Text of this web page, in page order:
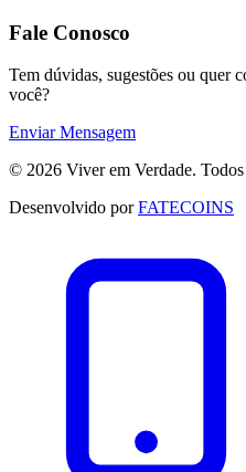
Fale Conosco
Tem dúvidas, sugestões ou quer
você?
Enviar Mensagem
© 2026 Viver em Verdade. Todos
Desenvolvido porFATECOINS